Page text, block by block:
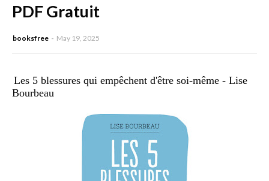
PDF Gratuit
booksfree May 19, 2025
Les 5 blessures qui empêchent d'être soi-même - Lise
Bourbeau